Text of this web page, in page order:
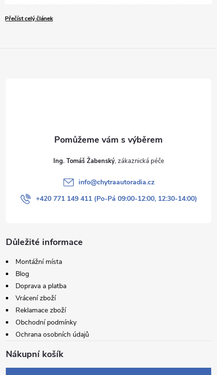
způsobem zvyšují komfort, bezpečnost i zábavu během každé jízdy.
V tomto článku vám představíme pět přesvědčivých důvodů, proč
Přečíst celý článek
Ing. Tomáš Žabenský
info@chytraautoradia.cz
+420 771 149 411 (Po-Pá 09:00-12:00, 12:30-14:00)
Důležité informace
Montážní místa
Blog
Doprava a platba
Vrácení zboží
Reklamace zboží
Obchodní podmínky
Ochrana osobních údajů
Nákupní košík